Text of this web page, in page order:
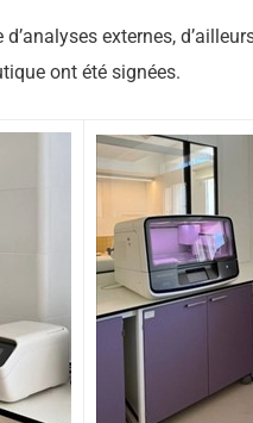
externes,
ont été signées.